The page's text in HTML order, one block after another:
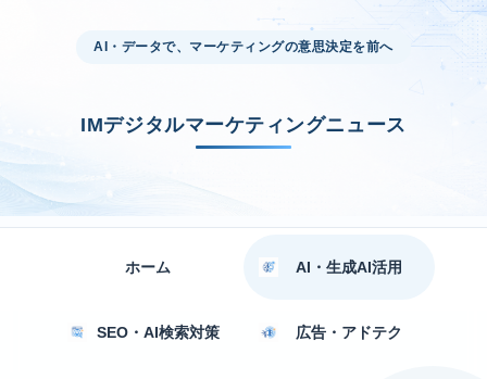
AI・データで、マーケティングの意思決定を前へ
IMデジタルマーケティングニュース
ホーム AI・生成AI活用
SEO・AI検索対策 広告・アドテク